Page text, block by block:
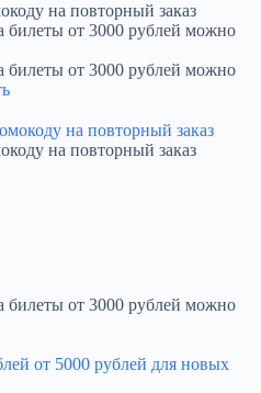
на повторный заказ
от 3000 рублей можно
от 3000 рублей можно
на повторный заказ
от 3000 рублей можно